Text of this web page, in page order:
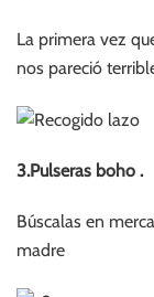
La primera vez
nos pareció
3.Pulseras boho .
Búscalas en
madre